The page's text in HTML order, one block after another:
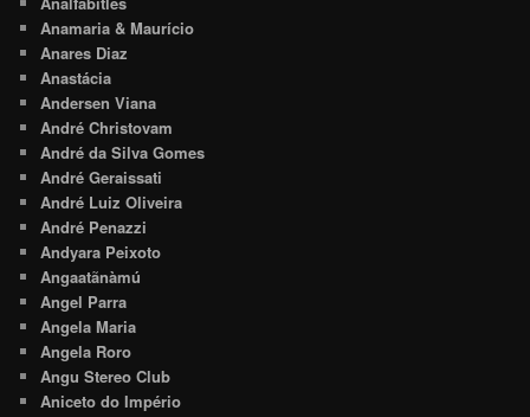
Anamaria & Maurício
Anares Diaz
Anastácia
Andersen Viana
André Christovam
André da Silva Gomes
André Geraissati
André Luiz Oliveira
André Penazzi
Andyara Peixoto
Angaatãnàmú
Angel Parra
Angela Maria
Angela Roro
Angu Stereo Club
Aniceto do Império